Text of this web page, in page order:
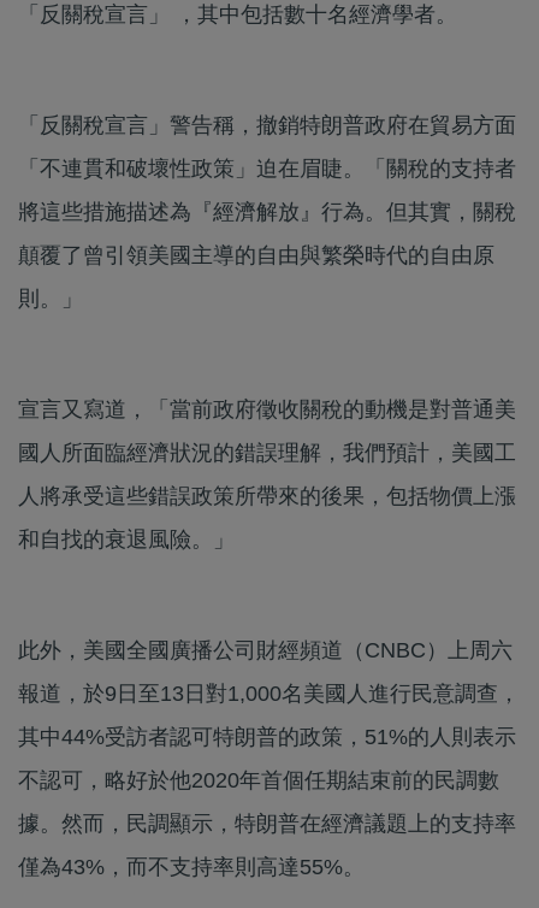
「反關稅宣言」 ，其中包括數十名經濟學者。
「反關稅宣言」警告稱，撤銷特朗普政府在貿易方面
「不連貫和破壞性政策」迫在眉睫。「關稅的支持者
將這些措施描述為『經濟解放』行為。但其實，關稅
顛覆了曾引領美國主導的自由與繁榮時代的自由原
則。」
宣言又寫道，「當前政府徵收關稅的動機是對普通美
國人所面臨經濟狀況的錯誤理解，我們預計，美國工
人將承受這些錯誤政策所帶來的後果，包括物價上漲
和自找的衰退風險。」
此外，美國全國廣播公司財經頻道（CNBC）上周六
報道，於9日至13日對1,000名美國人進行民意調查，
其中44%受訪者認可特朗普的政策，51%的人則表示
不認可，略好於他2020年首個任期結束前的民調數
據。然而，民調顯示，特朗普在經濟議題上的支持率
僅為43%，而不支持率則高達55%。